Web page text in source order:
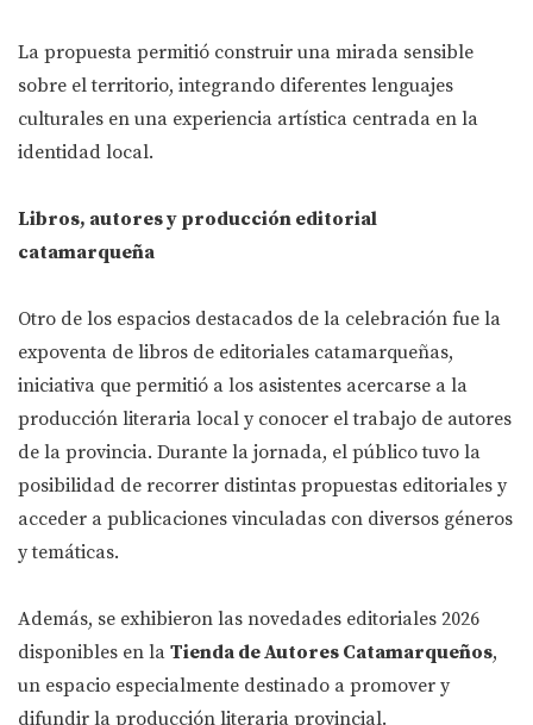
La propuesta permitió construir una mirada sensible
sobre el territorio, integrando diferentes lenguajes
culturales en una experiencia artística centrada en la
identidad local.
Libros, autores y producción editorial
catamarqueña
Otro de los espacios destacados de la celebración fue la
expoventa de libros de editoriales catamarqueñas,
iniciativa que permitió a los asistentes acercarse a la
producción literaria local y conocer el trabajo de autores
de la provincia. Durante la jornada, el público tuvo la
posibilidad de recorrer distintas propuestas editoriales y
acceder a publicaciones vinculadas con diversos géneros
y temáticas.
Además, se exhibieron las novedades editoriales 2026
disponibles en la Tienda de Autores Catamarqueños,
un espacio especialmente destinado a promover y
difundir la producción literaria provincial.